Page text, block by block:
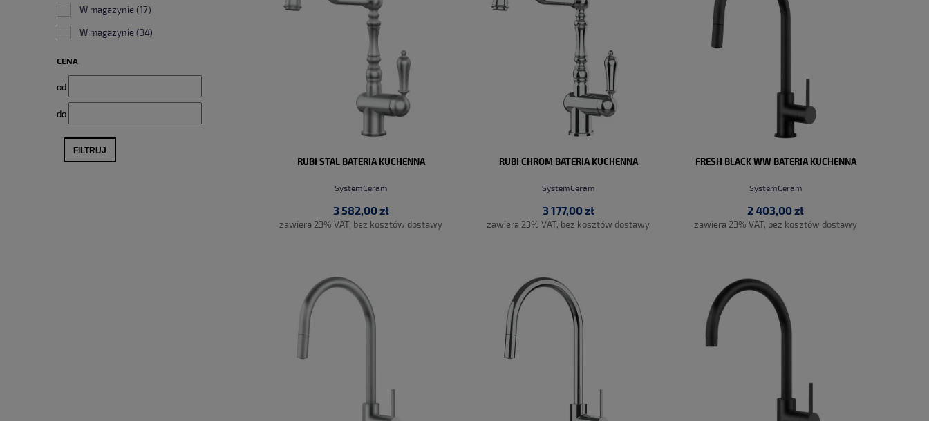
W magazynie(17)
W magazynie(34)
CENA
od
do
FILTRUJ
RUBI STAL BATERIA KUCHENNA
SystemCeram
3 582,00 zł
zawiera 23% VAT, bez kosztów dostawy
DO KOSZYKA
RUBI CHROM BATERIA KUCHENNA
SystemCeram
3 177,00 zł
zawiera 23% VAT, bez kosztów dostawy
DO KOSZYKA
FRESH BLACK WW BATERIA KUCHENNA
SystemCeram
2 403,00 zł
zawiera 23% VAT, bez kosztów dostawy
DO KOSZYKA